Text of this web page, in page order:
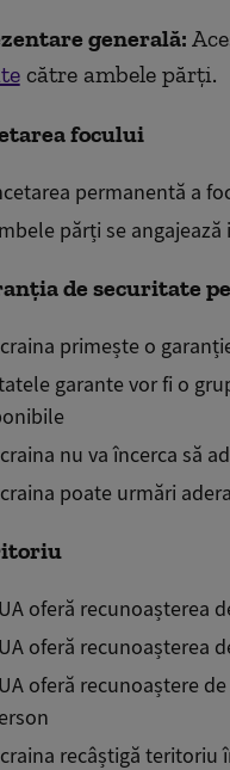
generală:
către ambele părți.
focului
permanentă a
părți se
de securitate
primește o
garante vor fi o
nu va încerca să
poateurmări
oferă recunoașterea
oferă recunoașterea
oferă recunoaștere
recâștigă teritoriu